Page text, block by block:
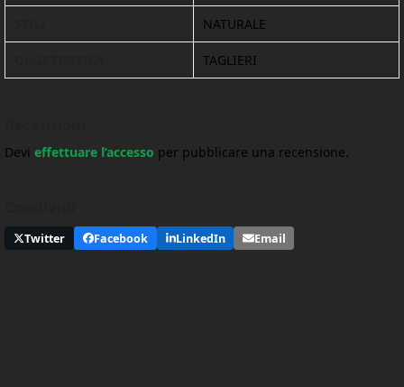
NATURALE
TAGLIERI
Devi effettuare l’accesso per pubblicare una recensione.
Twitter Facebook LinkedIn Email